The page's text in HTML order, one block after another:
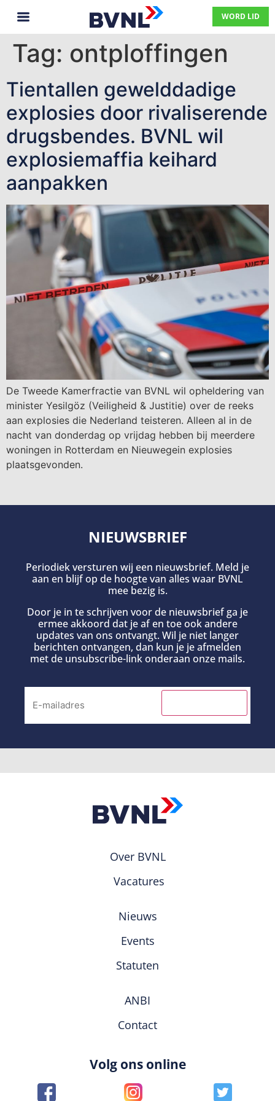
WORD LID
Tag: ontploffingen
Tientallen gewelddadige
explosies door rivaliserende
drugsbendes. BVNL wil
explosiemaffia keihard
aanpakken
De Tweede Kamerfractie van BVNL wil opheldering van
minister Yesilgöz (Veiligheid & Justitie) over de reeks
aan explosies die Nederland teisteren. Alleen al in de
nacht van donderdag op vrijdag hebben bij meerdere
woningen in Rotterdam en Nieuwegein explosies
plaatsgevonden.
NIEUWSBRIEF
Periodiek versturen wij een nieuwsbrief. Meld je
aan en blijf op de hoogte van alles waar BVNL
mee bezig is.
Door je in te schrijven voor de nieuwsbrief ga je
ermee akkoord dat je af en toe ook andere
updates van ons ontvangt. Wil je niet langer
berichten ontvangen, dan kun je je afmelden
met de unsubscribe-link onderaan onze mails.
Over BVNL
Vacatures
Nieuws
Events
Statuten
ANBI
Contact
Volg ons online